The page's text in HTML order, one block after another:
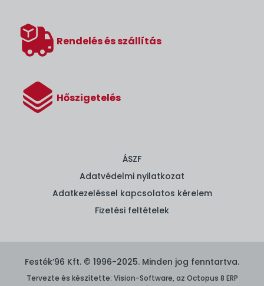
Rendelés és szállítás
Hőszigetelés
ÁSZF
Adatvédelmi nyilatkozat
Adatkezeléssel kapcsolatos kérelem
Fizetési feltételek
Festék’96 Kft. © 1996-2025. Minden jog fenntartva.
Tervezte és készítette: Vision-Software, az Octopus 8 ERP